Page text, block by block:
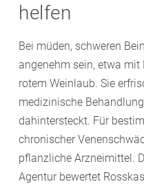
helfen
Bei müden, schweren
angenehm sein, etwa
rotem Weinlaub. Sie
medizinische
dahintersteckt. Für
chronischer
pflanzliche Arzneimittel.
Agentur bewertet